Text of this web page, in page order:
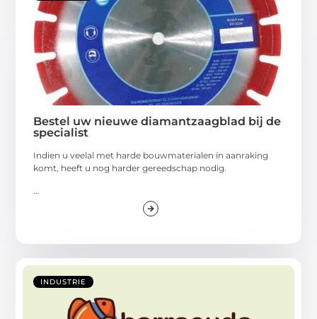
Bestel uw nieuwe diamantzaagblad bij de
specialist
Indien u veelal met harde bouwmaterialen in aanraking
komt, heeft u nog harder gereedschap nodig.
...
INDUSTRIE